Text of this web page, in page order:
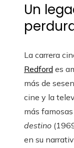
Un
La carrera
Redford es
más de
cine y la
más
destino
en su